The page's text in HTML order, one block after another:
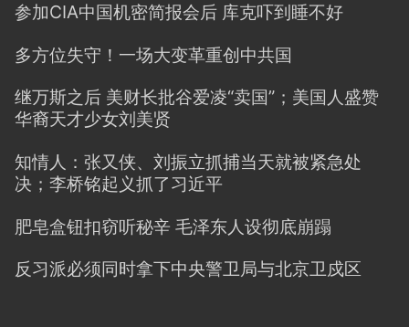
参加CIA中国机密简报会后 库克吓到睡不好
多方位失守！一场大变革重创中共国
继万斯之后 美财长批谷爱凌“卖国”；美国人盛赞
华裔天才少女刘美贤
知情人：张又侠、刘振立抓捕当天就被紧急处
决；李桥铭起义抓了习近平
肥皂盒钮扣窃听秘辛 毛泽东人设彻底崩蹋
反习派必须同时拿下中央警卫局与北京卫戍区